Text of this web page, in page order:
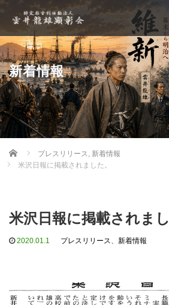
新着情報
Home プレスリリース, 新着情報
米沢日報に掲載されました。
米沢日報に掲載されまし
2020.01.1 プレスリリース、 新着情報